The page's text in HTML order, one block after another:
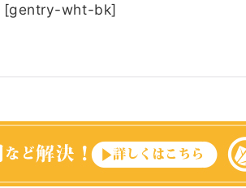
[gentry-wht-bk]